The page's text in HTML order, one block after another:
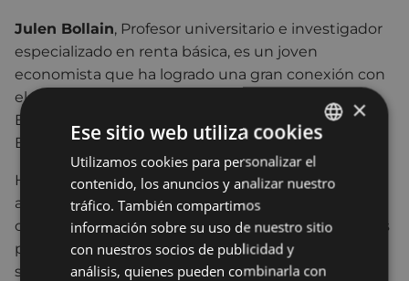
Julen Bollain, Profesor universitario e investigador
especializado en renta básica, es un joven
economista que ha logrado una gran conexión con
el público a través de la divulgación económica.
Este año presentará la tesis de doctorado en
Estudios sobre Desarrollo.
Ha sido capaz de dar con la tecla que le permite
aportar ideas frescas, alejadas de la inercia y el
conservadurismo que han dominado las decisiones
políticas de las últimas décadas, con un lenguaje
sencillo y accesible para todos los públicos.
BASQUE
SPANISH
×
Ese sitio web utiliza cookies
Utilizamos cookies para personalizar el
contenido, los anuncios y analizar nuestro
tráfico. También compartimos
información sobre su uso de nuestro sitio
con nuestros socios de publicidad y
análisis, quienes pueden combinarla con